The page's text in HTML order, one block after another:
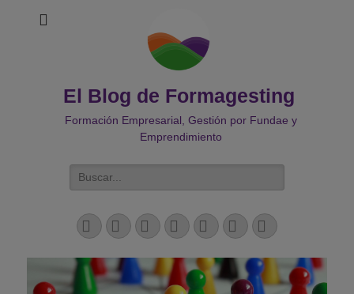
El Blog de Formagesting
Formación Empresarial, Gestión por Fundae y
Emprendimiento
Facebook
TwitterCorreo
electrónico
LinkedInYouTubeInstagramTeléfono